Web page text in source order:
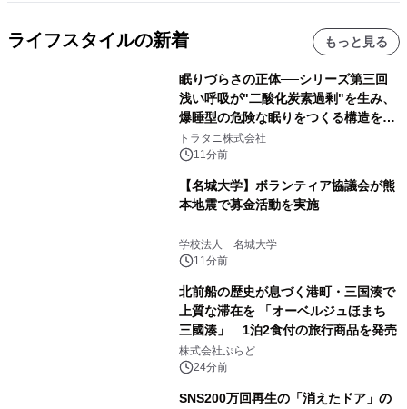
ライフスタイルの新着 もっと見る
眠りづらさの正体──シリーズ第三回
浅い呼吸が"二酸化炭素過剰"を生み、
爆睡型の危険な眠りをつくる構造を解
説
トラタニ株式会社
11分前
【名城大学】ボランティア協議会が熊
本地震で募金活動を実施
学校法人 名城大学
11分前
北前船の歴史が息づく港町・三国湊で
上質な滞在を 「オーベルジュほまち
三國湊」 1泊2食付の旅行商品を発売
株式会社ぷらど
24分前
SNS200万回再生の「消えたドア」の